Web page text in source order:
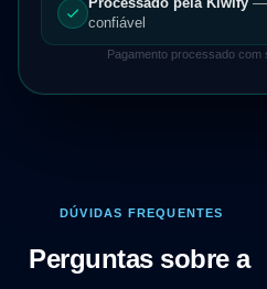
confiável
Pagamento processado com
DÚVIDAS FREQUENTES
Perguntas sobre a